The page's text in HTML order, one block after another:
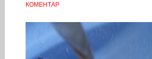
КОМЕНТАР